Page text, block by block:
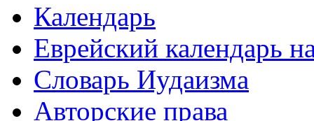
Календарь
Еврейский календарь
Словарь Иудаизма
Авторские права